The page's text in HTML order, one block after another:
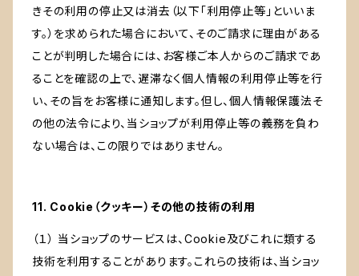
きその利用の停止又は消去（以下「利用停止等」といいま
す。）を求められた場合において、そのご請求に理由がある
ことが判明した場合には、お客様ご本人からのご請求であ
ることを確認の上で、遅滞なく個人情報の利用停止等を行
い、その旨をお客様に通知します。但し、個人情報保護法そ
の他の法令により、当ショップが利用停止等の義務を負わ
ない場合は、この限りではありません。
11. Cookie（クッキー）その他の技術の利用
（１） 当ショップのサービスは、Cookie及びこれに類する
技術を利用することがあります。これらの技術は、当ショッ